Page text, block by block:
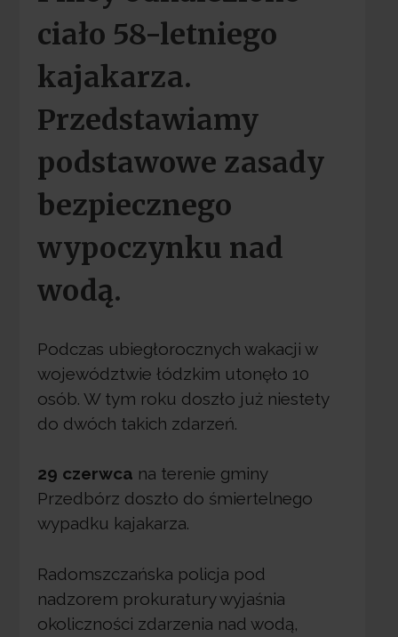
ciało 58-letniego
kajakarza.
Przedstawiamy
podstawowe zasady
bezpiecznego
wypoczynku nad
wodą.
Podczas ubiegłorocznych wakacji w
województwie łódzkim utonęło 10
osób. W tym roku doszło już niestety
do dwóch takich zdarzeń.
29 czerwca na terenie gminy
Przedbórz doszło do śmiertelnego
wypadku kajakarza.
Radomszczańska policja pod
nadzorem prokuratury wyjaśnia
okoliczności zdarzenia nad wodą,